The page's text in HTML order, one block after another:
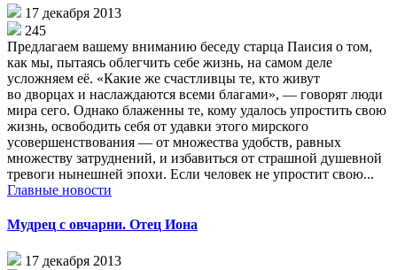
17 декабря 2013
245
Предлагаем вашему вниманию беседу старца Паисия о том,
как мы, пытаясь облегчить себе жизнь, на самом деле
усложняем её. «Какие же счастливцы те, кто живут
во дворцах и наслаждаются всеми благами», — говорят люди
мира сего. Однако блаженны те, кому удалось упростить свою
жизнь, освободить себя от удавки этого мирского
усовершенствования — от множества удобств, равных
множеству затруднений, и избавиться от страшной душевной
тревоги нынешней эпохи. Если человек не упростит свою...
Главные новости
Мудрец с овчарни. Отец Иона
17 декабря 2013